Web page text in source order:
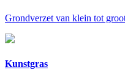
Grondverzet van klein tot
Kunstgras